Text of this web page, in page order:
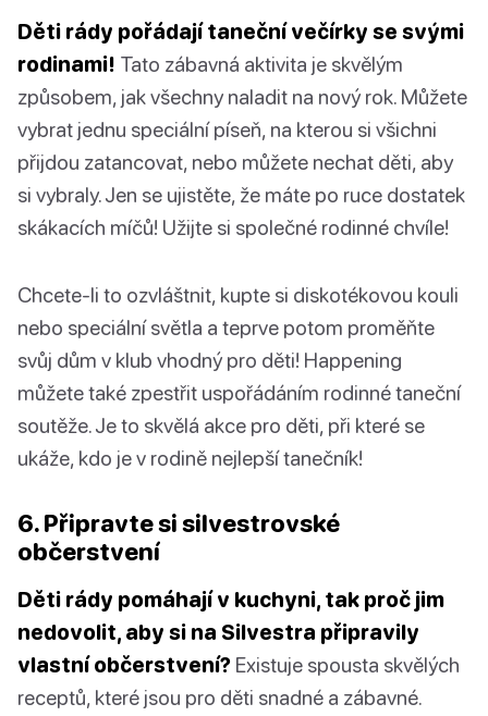
Děti rády pořádají taneční večírky se svými
rodinami! Tato zábavná aktivita je skvělým
způsobem, jak všechny naladit na nový rok. Můžete
vybrat jednu speciální píseň, na kterou si všichni
přijdou zatancovat, nebo můžete nechat děti, aby
si vybraly. Jen se ujistěte, že máte po ruce dostatek
skákacích míčů! Užijte si společné rodinné chvíle!
Chcete-li to ozvláštnit, kupte si diskotékovou kouli
nebo speciální světla a teprve potom proměňte
svůj dům v klub vhodný pro děti! Happening
můžete také zpestřit uspořádáním rodinné taneční
soutěže. Je to skvělá akce pro děti, při které se
ukáže, kdo je v rodině nejlepší tanečník!
6. Připravte si silvestrovské
občerstvení
Děti rády pomáhají v kuchyni, tak proč jim
nedovolit, aby si na Silvestra připravily
vlastní občerstvení? Existuje spousta skvělých
receptů, které jsou pro děti snadné a zábavné.